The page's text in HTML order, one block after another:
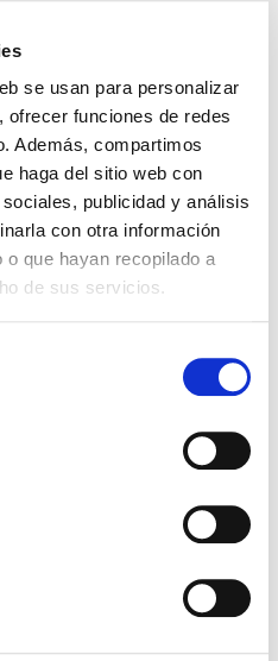
se usan para personalizar
funciones de redes
Además, compartimos
haga del sitio web con
publicidad y análisis
con otra información
que hayan recopilado a
de sus servicios.
autor
Gente Común Perdidos y